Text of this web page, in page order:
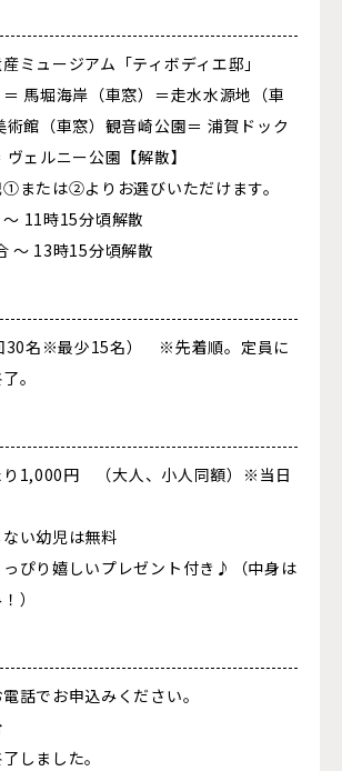
ミュージアム「ティボディエ邸」
＝ 馬堀海岸（車窓）＝走水水源地（車
術館（車窓）観音崎公園＝ 浦賀ドック
ヴェルニー公園【解散】
または②よりお選びいただけます。
11時15分頃解散
～ 13時15分頃解散
30名※最少15名） ※先着順。定員に
。
り1,000円 （大人、小人同額）※当日
い幼児は無料
っぴり嬉しいプレゼント付き♪（中身は
）
話でお申込みください。
しました。